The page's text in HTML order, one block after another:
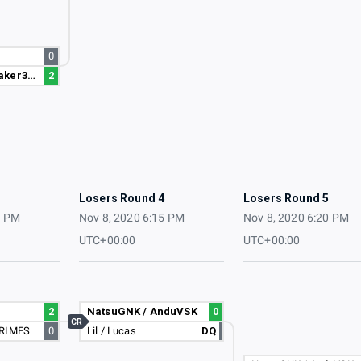
0
Shinigami / Snaker306
2
PM
Losers Round 4
Nov 8, 2020 6:15 PM
UTC+00:00
Losers Round 5
Nov 8, 2020 6:20 PM
UTC+00:00
2
0
NatsuGNK / AnduVSK
0
Lil / Lucas
DQ
CR